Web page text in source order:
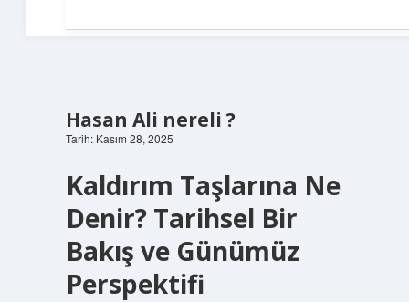
Hasan Ali nereli ?
Tarih: Kasım 28, 2025
Kaldırım Taşlarına Ne
Denir? Tarihsel Bir
Bakış ve Günümüz
Perspektifi